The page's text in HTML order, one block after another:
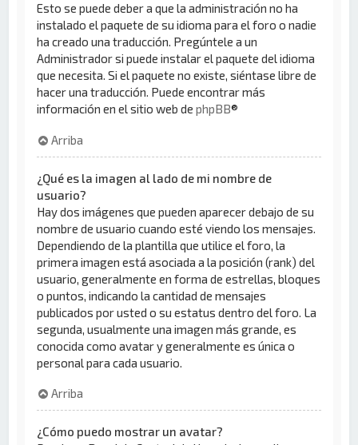
Esto se puede deber a que la administración no ha
instalado el paquete de su idioma para el foro o nadie
ha creado una traducción. Pregúntele a un
Administrador si puede instalar el paquete del idioma
que necesita. Si el paquete no existe, siéntase libre de
hacer una traducción. Puede encontrar más
información en el sitio web dephpBB®
Arriba
¿Qué es la imagen al lado de mi nombre de
usuario?
Hay dos imágenes que pueden aparecer debajo de su
nombre de usuario cuando esté viendo los mensajes.
Dependiendo de la plantilla que utilice el foro, la
primera imagen está asociada a la posición (rank) del
usuario, generalmente en forma de estrellas, bloques
o puntos, indicando la cantidad de mensajes
publicados por usted o su estatus dentro del foro. La
segunda, usualmente una imagen más grande, es
conocida como avatar y generalmente es única o
personal para cada usuario.
Arriba
¿Cómo puedo mostrar un avatar?